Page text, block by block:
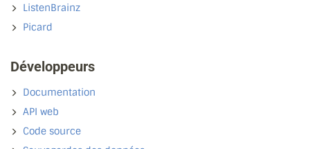
ListenBrainz
Picard
Développeurs
Documentation
API web
Code source